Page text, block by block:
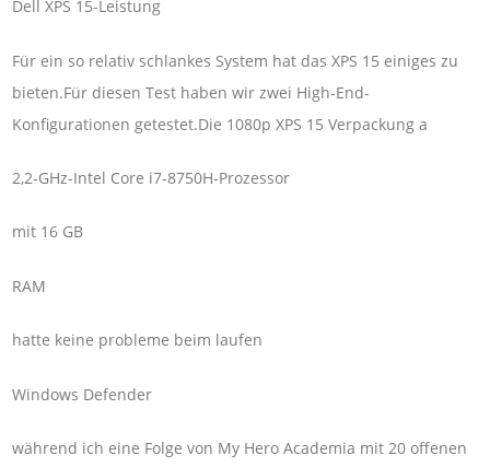
Dell XPS 15-Leistung
Für ein so relativ schlankes System hat das XPS 15 einiges zu
bieten.Für diesen Test haben wir zwei High-End-
Konfigurationen getestet.Die 1080p XPS 15 Verpackung a
2,2-GHz-Intel Core i7-8750H-Prozessor
mit 16 GB
RAM
hatte keine probleme beim laufen
Windows Defender
während ich eine Folge von My Hero Academia mit 20 offenen